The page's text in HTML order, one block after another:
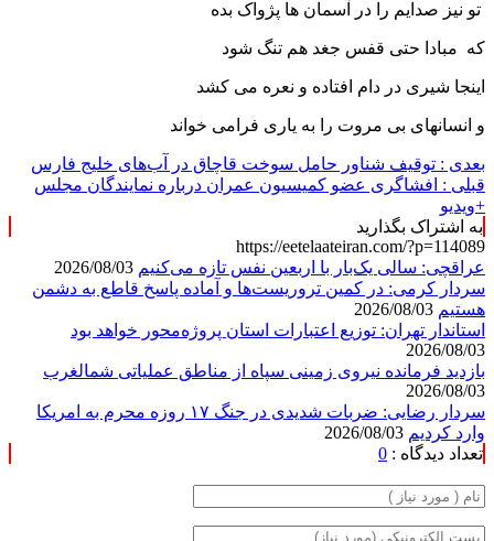
تو نیز صدایم را در آسمان ها پژواک بده
که مبادا حتی قفس جغد هم تنگ شود
اینجا شیری در دام افتاده و نعره می کشد
و انسانهای بی مروت را به یاری فرامی خواند
بعدی : توقیف شناور حامل سوخت قاچاق در آب‌های خلیج فارس
قبلی : افشاگری عضو کمیسیون عمران درباره نمایندگان مجلس
+ویدیو
به اشتراک بگذارید
https://eetelaateiran.com/?p=114089
عراقچی: سالی یک‌بار با اربعین نفس تازه می‌کنیم
سردار کرمی: در کمین تروریست‌ها و آماده پاسخ قاطع به دشمن
هستیم
استاندار تهران: توزیع اعتبارات استان پروژه‌محور خواهد بود
2026/08/03
بازدید فرمانده نیروی زمینی سپاه از مناطق عملیاتی شمالغرب
2026/08/03
سردار رضایی: ضربات شدیدی در جنگ ۱۷ روزه محرم به امریکا
وارد کردیم
تعداد دیدگاه : 0